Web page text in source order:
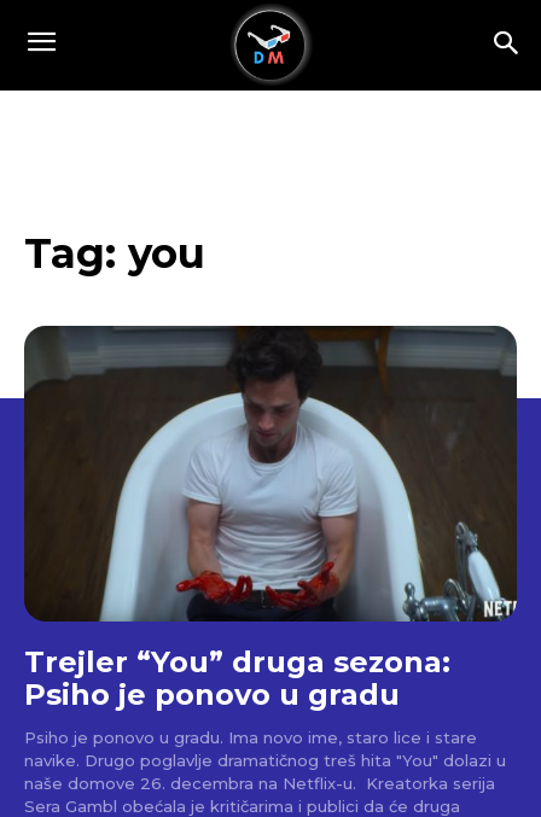
Tag: you
Trejler “You” druga sezona:
Psiho je ponovo u gradu
Psiho je ponovo u gradu. Ima novo ime, staro lice i stare
navike. Drugo poglavlje dramatičnog treš hita "You" dolazi u
naše domove 26. decembra na Netflix-u. Kreatorka serija
Sera Gambl obećala je kritičarima i publici da će druga